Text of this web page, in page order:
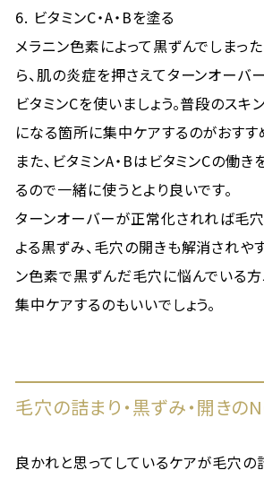
6. ビタミンC・A・Bを塗る
メラニン色素によって黒ずんでしまっ
ら、肌の炎症を押さえてターンオーバ
ビタミンCを使いましょう。普段のスキ
になる箇所に集中ケアするのがおすす
また、ビタミンA・BはビタミンCの働
るので一緒に使うとより良いです。
ターンオーバーが正常化されれば毛
よる黒ずみ、毛穴の開きも解消されや
ン色素で黒ずんだ毛穴に悩んでいる
集中ケアするのもいいでしょう。
毛穴の詰まり・黒ずみ・開きの
良かれと思ってしているケアが毛穴の